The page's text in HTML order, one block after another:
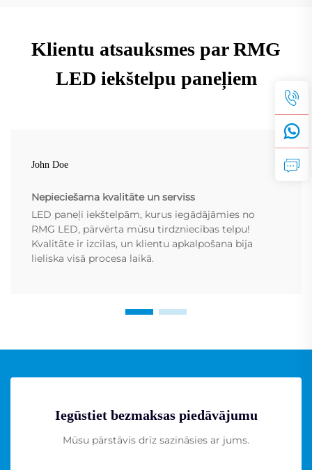
Klientu atsauksmes par RMG
LED iekštelpu paneļiem
John Doe
Nepieciešama kvalitāte un serviss
LED paneļi iekštelpām, kurus iegādājāmies no
RMG LED, pārvērta mūsu tirdzniecības telpu!
Kvalitāte ir izcilas, un klientu apkalpošana bija
lieliska visā procesa laikā.
Iegūstiet bezmaksas piedāvājumu
Mūsu pārstāvis drīz sazināsies ar jums.